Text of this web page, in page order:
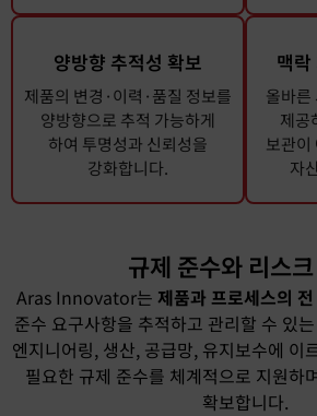
양방향 추적성 확보
제품의 변경·이력·품질 정보를
양방향으로 추적 가능하게
하여 투명성과 신뢰성을
강화합니다.
맥
올바른
제공
보관이
자
규제 준수와 리스
Aras Innovator는 제품과 프로세스의
준수 요구사항을 추적하고 관리할 수 있
엔지니어링, 생산, 공급망, 유지보수에 이
필요한 규제 준수를 체계적으로 지원하
확보합니다.